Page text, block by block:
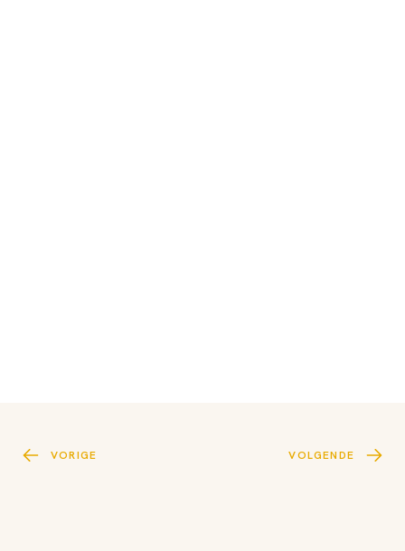
VORIGE VOLGENDE